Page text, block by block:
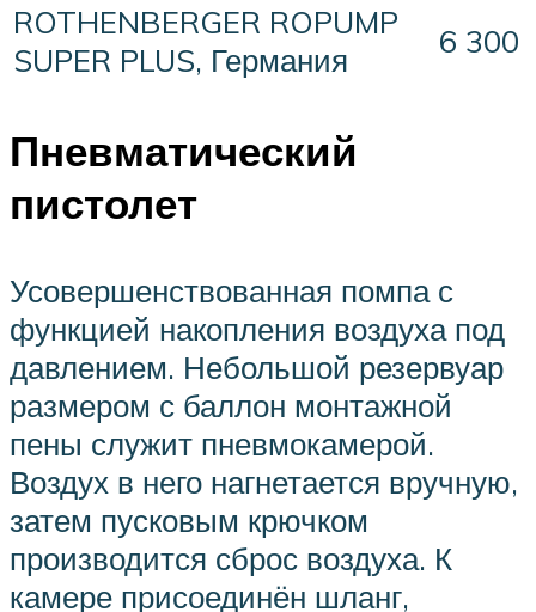
ROTHENBERGER ROPUMP
SUPER PLUS, Германия
6 300
Пневматический
пистолет
Усовершенствованная помпа с
функцией накопления воздуха под
давлением. Небольшой резервуар
размером с баллон монтажной
пены служит пневмокамерой.
Воздух в него нагнетается вручную,
затем пусковым крючком
производится сброс воздуха. К
камере присоединён шланг,